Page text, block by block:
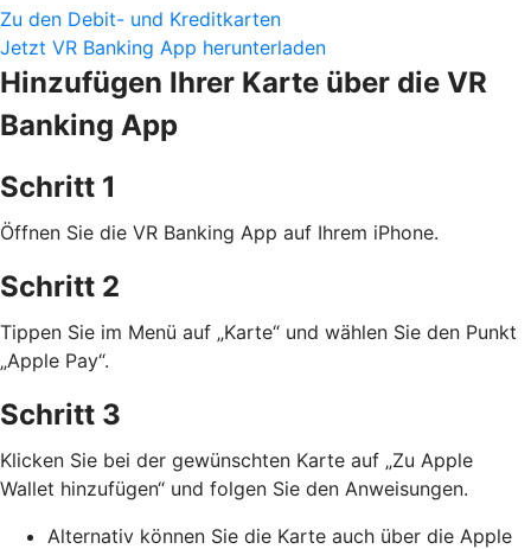
Zu den Debit- und Kreditkarten
Jetzt VR Banking App herunterladen
Hinzufügen Ihrer Karte über die VR
Banking App
Schritt 1
Öffnen Sie die VR Banking App auf Ihrem iPhone.
Schritt 2
Tippen Sie im Menü auf „Karte“ und wählen Sie den Punkt
„Apple Pay“.
Schritt 3
Klicken Sie bei der gewünschten Karte auf „Zu Apple
Wallet hinzufügen“ und folgen Sie den Anweisungen.
Alternativ können Sie die Karte auch über die Apple